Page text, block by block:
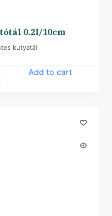
0.2l/10cm
kutyatál
Add to cart